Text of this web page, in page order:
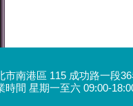
市南港區 115 成功路一段
時間 星期一至六 09:00-